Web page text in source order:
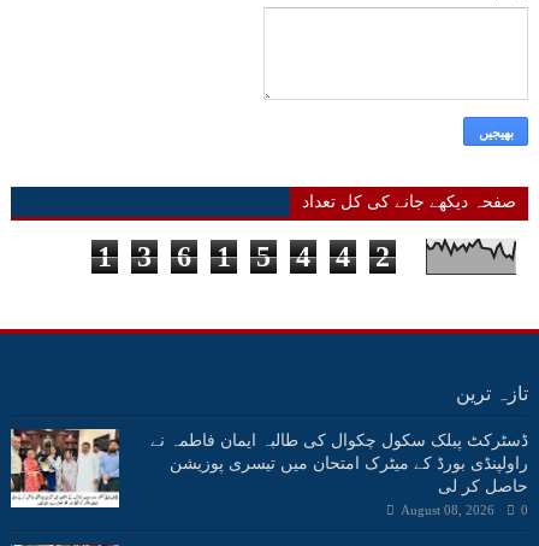
صفحہ دیکھے جانے کی کل تعداد
1 3 6 1 5 4 4 2
تازہ ترین
ڈسٹرکٹ پبلک سکول چکوال کی طالبہ ایمان فاطمہ نے
راولپنڈی بورڈ کے میٹرک امتحان میں تیسری پوزیشن
حاصل کر لی
August 08, 2026 0